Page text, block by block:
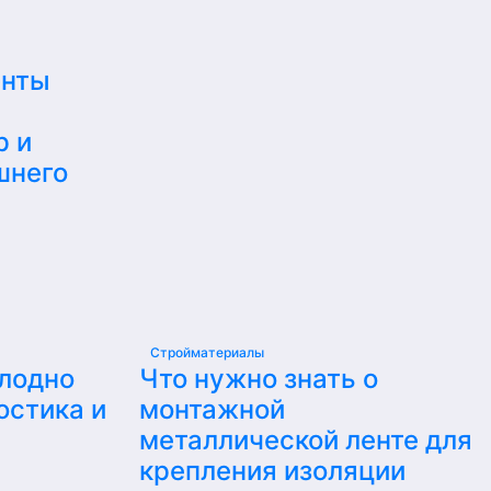
и
и
Стройматериалы
Что нужно знать о
монтажной
металлической ленте для
крепления изоляции